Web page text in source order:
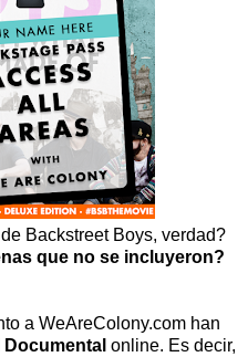
Backstreet Boys, verdad?
que no se incluyeron?
a WeAreColony.com han
online. Es decir,